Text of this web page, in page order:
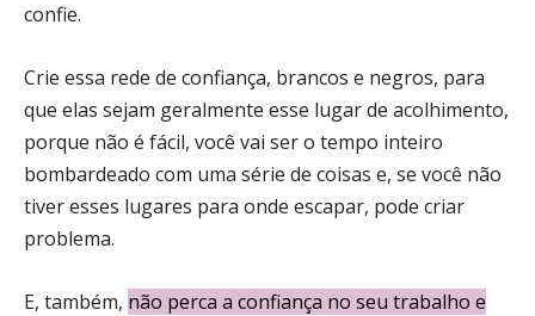
confie.
Crie essa rede de confiança, brancos e negros, para
que elas sejam geralmente esse lugar de acolhimento,
porque não é fácil, você vai ser o tempo inteiro
bombardeado com uma série de coisas e, se você não
tiver esses lugares para onde escapar, pode criar
problema.
E, também, não perca a confiança no seu trabalho e